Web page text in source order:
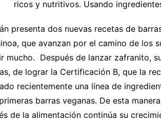
presenta dos nuevas recetas de
que avanzan por el camino de los
mucho. Después de lanzar zafranito,
de lograr la Certificación B, que la
recientemente una línea de
barras veganas. De esta
de la alimentación continúa su